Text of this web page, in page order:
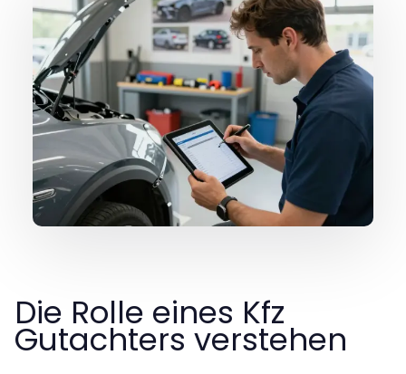
Die Rolle eines Kfz
Gutachters verstehen